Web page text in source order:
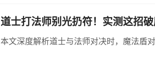
道士打法师别光扔符！实测这招
本文深度解析道士与法师对决时，魔法盾